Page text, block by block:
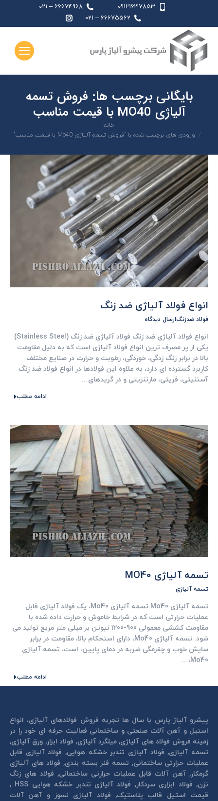
09121637853
66674968 – 021
66675562 – 021
page
بایگانی برچسب ها: فروش تسمه
آلیاژی MO40 با قیمت مناسب
خانه
ورودی های برچسب شده با "فروش تسمه آلیاژی Mo40 با قیمت مناسب"
انواع فولاد آلیاژی ضد زنگ
فولاد ضدزنگارسال دیدگاه
انواع فولاد آلیاژی ضد زنگ فولاد آلیاژی ضد زنگ (Stainless Steel)
یکی از پر مصرف ‌ترین انواع فولاد آلیاژی است که به ‌دلیل مقاومت
بالا در برابر زنگ ‌زدگی، خوردگی، رطوبت و حرارت در صنایع مختلف
کاربرد گسترده ‌ای دارد، به علاوه این فولادها در انواع فولاد ضد زنگ
آستنیتی، فریتی، مارتنزیتی و در گریدهای…
ادامه مطلب
تسمه آلیاژی MO40
تسمه آلیاژی
تسمه آلیاژی Mo40 تسمه آلیاژی Mo40، یک فولاد آلیاژی قابل
عملیات حرارتی است که در شرایط خاموش و حرارت داده شده با
مقاومت کششی معمولی 900-1200 نیوتن بر میلی متر مربع تولید می
شود. تسمه آلیاژی Mo40، دارای استحکام بالا، مقاومت در برابر
سایش خوب و چقرمگی ضربه در دمای پایین، است. تسمه آلیاژی
Mo40،…
ادامه مطلب
پیشرو آلیاژ پارس با سال ها تجربه فروش فولادهای آلیاژی، انواع
استیل و آهن آلات صنعتی و ساختمانی فعالیت حرفه ای خود را در
زمینه فروش فولاد های آلیاژی, میلگرد آلیاژی, فولاد ابزار, ورق آلیاژی,
تسمه آلیاژی, فولاد آلیاژی تندبر خشكه هوايی, فولاد آلیاژی قابل
عمليات حرارتی ساختمانی, تسمه فنر بسته بندی, فولاد های آلیاژی
گرمكار, آهن آلات قابل عمليات حرارتی ساختمانی, فولاد های زنگ
نزن, فولاد ابزاری سردكار, فولاد آلیاژی تندبر خشكه هوايی HSS ,
قیمت استیل قالب پلاستيک, فولاد آلیاژی نسوز و آهن آلات